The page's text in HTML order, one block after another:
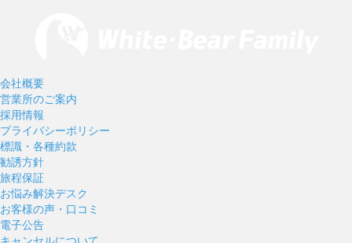
会社概要
営業所のご案内
採用情報
プライバシーポリシー
標識・各種約款
勧誘方針
旅程保証
お悩み解決デスク
お客様の声・口コミ
電子公告